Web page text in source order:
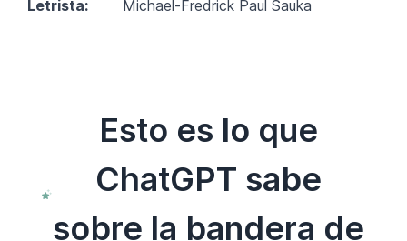
Letrista:
Michael-Fredrick Paul Sauka
Esto es lo que
ChatGPT sabe
sobre la bandera de